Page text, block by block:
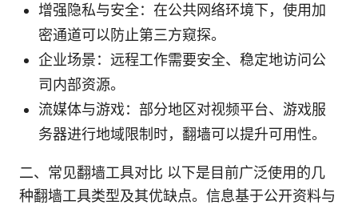
增强隐私与安全：在公共网络环境下，使用加
密通道可以防止第三方窥探。
企业场景：远程工作需要安全、稳定地访问公
司内部资源。
流媒体与游戏：部分地区对视频平台、游戏服
务器进行地域限制时，翻墙可以提升可用性。
二、常见翻墙工具对比 以下是目前广泛使用的几
种翻墙工具类型及其优缺点。信息基于公开资料与